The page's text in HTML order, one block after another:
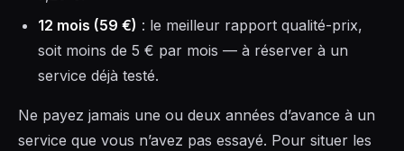
12 mois (59 €) : le meilleur rapport qualité-prix,
soit moins de 5 € par mois — à réserver à un
service déjà testé.
Ne payez jamais une ou deux années d’avance à un
service que vous n’avez pas essayé. Pour situer les